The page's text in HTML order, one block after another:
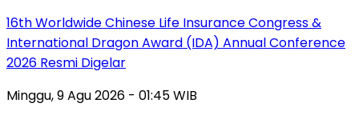
16th Worldwide Chinese Life Insurance Congress &
International Dragon Award (IDA) Annual Conference
2026 Resmi Digelar
Minggu, 9 Agu 2026 - 01:45 WIB